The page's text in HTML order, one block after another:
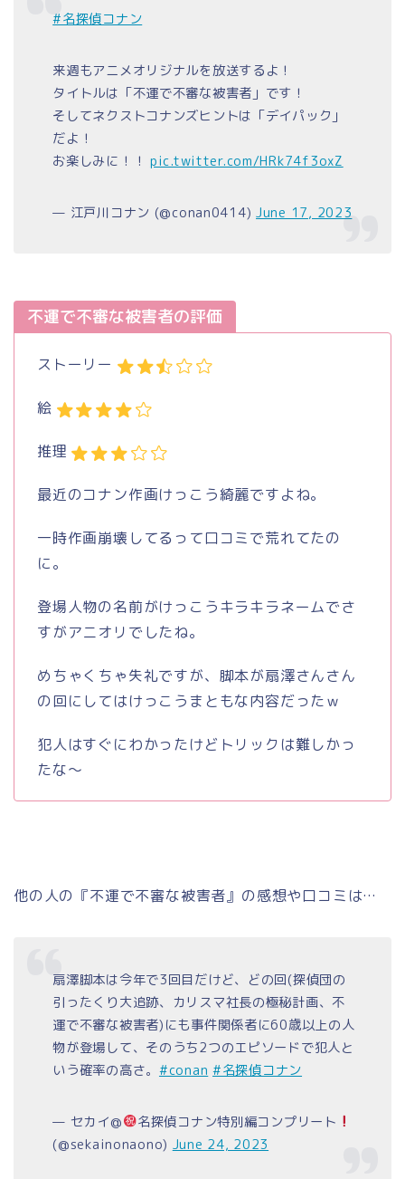
#名探偵コナン
来週もアニメオリジナルを放送するよ！
タイトルは「不運で不審な被害者」です！
そしてネクストコナンズヒントは「デイパック」
だよ！
お楽しみに！！ pic.twitter.com/HRk74f3oxZ
— 江戸川コナン (@conan0414)June 17, 2023
不運で不審な被害者の評価
ストーリー
絵
推理
最近のコナン作画けっこう綺麗ですよね。
一時作画崩壊してるって口コミで荒れてたの
に。
登場人物の名前がけっこうキラキラネームでさ
すがアニオリでしたね。
めちゃくちゃ失礼ですが、脚本が扇澤さんさん
の回にしてはけっこうまともな内容だったｗ
犯人はすぐにわかったけどトリックは難しかっ
たな～
他の人の『不運で不審な被害者』の感想や口コミは…
扇澤脚本は今年で3回目だけど、どの回(探偵団の
引ったくり大追跡、カリスマ社長の極秘計画、不
運で不審な被害者)にも事件関係者に60歳以上の人
物が登場して、そのうち2つのエピソードで犯人と
いう確率の高さ。 #conan #名探偵コナン
— セカイ@
名探偵コナン特別編コンプリート
(@sekainonaono) June 24, 2023